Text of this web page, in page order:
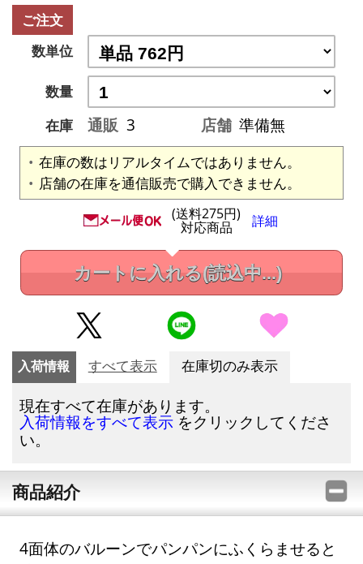
ご注文
数単位
数量
在庫
通販 3 店舗 準備無
在庫の数はリアルタイムではありません。
店舗の在庫を通信販売で購入できません。
(送料275円)
対応商品 詳細
カートに入れる(読込中...)
入荷情報 すべて表示 在庫切のみ表示
現在すべて在庫があります。
入荷情報をすべて表示 をクリックしてくださ
い。
商品紹介
4面体のバルーンでパンパンにふくらませると